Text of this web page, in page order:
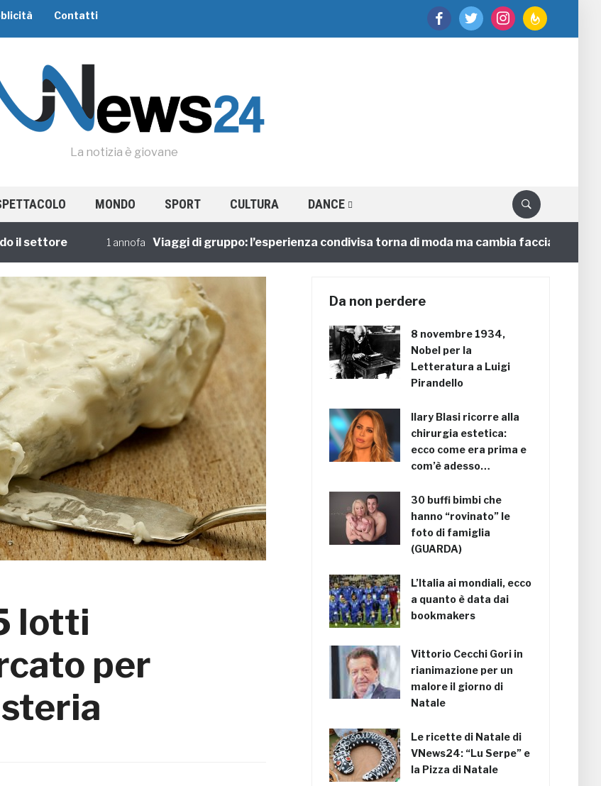
facebooktwitter instagramfeedburner
Contatti
La notizia è giovane
MONDO SPORT CULTURA DANCE
Viaggi di gruppo: l’esperienza condivisa torna di moda ma cambia faccia
lotti
per
Da non perdere
8 novembre 1934,
Nobel per la
Letteratura a Luigi
Pirandello
Ilary Blasi ricorre alla
chirurgia estetica:
ecco come era prima e
com’è adesso…
30 buffi bimbi che
hanno “rovinato” le
foto di famiglia
(GUARDA)
L’Italia ai mondiali, ecco
a quanto è data dai
bookmakers
Vittorio Cecchi Gori in
rianimazione per un
malore il giorno di
Natale
Le ricette di Natale di
VNews24: “Lu Serpe” e
la Pizza di Natale